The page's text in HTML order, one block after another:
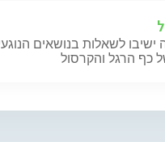
ישיבו לשאלות בנושאים
כף הרגל והקרסול